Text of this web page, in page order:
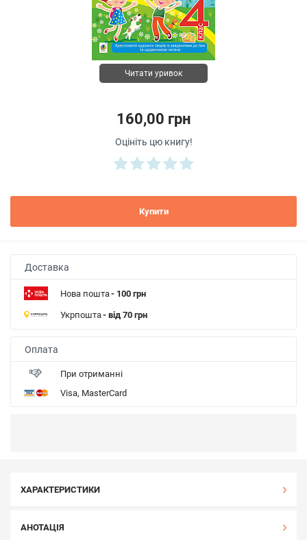
Читати уривок
160,00 грн
Оцініть цю книгу!
Купити
Доставка
Нова пошта- 100 грн
Укрпошта- від 70 грн
Оплата
При отриманні
Visa, MasterCard
ХАРАКТЕРИСТИКИ
АНОТАЦІЯ